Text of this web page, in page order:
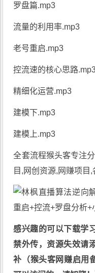
罗盘篇.mp3
流量的利用率.mp3
老号重启.mp3
控流速的核心思路
精细化运营.mp3
建模下.mp3
建模上.mp3
全套流程猴头客专注
目,网创资源, 网赚项目 ,
感兴趣的可以下载学
禁外传，资源失效请
补（猴头客网赚启用